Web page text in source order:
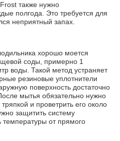
также нужно
полгода. Это требуется для
неприятный запах.
хорошо моется
соды, примерно 1
воды. Такой метод устраняет
резиновые уплотнители
поверхность достаточно
мытья обязательно нужно
и проветрить его около
защитить систему
от прямого